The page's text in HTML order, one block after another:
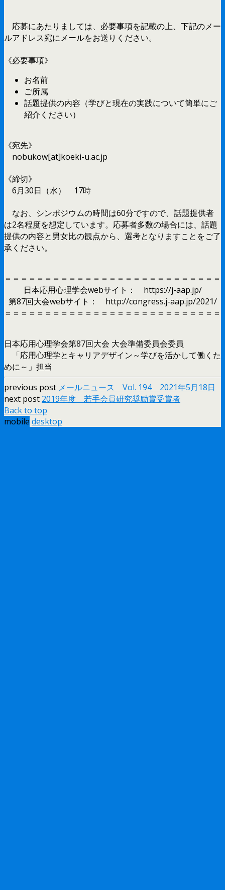
応募にあたりましては、必要事項を記載の上、下記のメー
ルアドレス宛にメールをお送りください。
《必要事項》
お名前
ご所属
話題提供の内容（学びと現在の実践について簡単にご
紹介ください）
《宛先》
nobukow[at]koeki-u.ac.jp
《締切》
6月30日（水） 17時
なお、シンポジウムの時間は60分ですので、話題提供者
は2名程度を想定しています。応募者多数の場合には、話題
提供の内容と男女比の観点から、選考となりますことをご了
承ください。
＝＝＝＝＝＝＝＝＝＝＝＝＝＝＝＝＝＝＝＝＝＝＝＝＝＝＝
日本応用心理学会webサイト： https://j-aap.jp/
第87回大会webサイト： http://congress.j-aap.jp/2021/
＝＝＝＝＝＝＝＝＝＝＝＝＝＝＝＝＝＝＝＝＝＝＝＝＝＝＝
日本応用心理学会第87回大会 大会準備委員会委員
「応用心理学とキャリアデザイン～学びを活かして働くた
めに～」担当
previous post メールニュース Vol. 194 2021年5月18日
next post 2019年度 若手会員研究奨励賞受賞者
Back to top
mobile desktop